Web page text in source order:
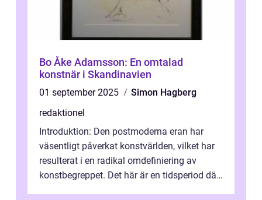
Bo Åke Adamsson: En omtalad
konstnär i Skandinavien
01 september 2025
Simon Hagberg
redaktionel
Introduktion: Den postmoderna eran har
väsentligt påverkat konstvärlden, vilket har
resulterat i en radikal omdefiniering av
konstbegreppet. Det här är en tidsperiod där